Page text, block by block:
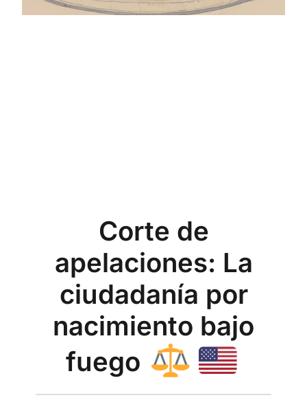
Corte de
apelaciones: La
ciudadanía por
nacimiento bajo
fuego